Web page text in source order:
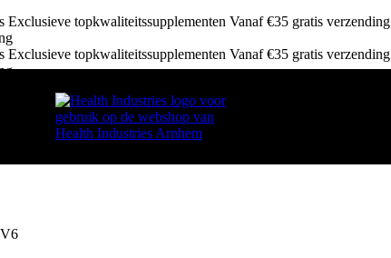
Exclusieve topkwaliteitssupplementen Vanaf €35 gratis verzending
Exclusieve topkwaliteitssupplementen Vanaf €35 gratis verzending